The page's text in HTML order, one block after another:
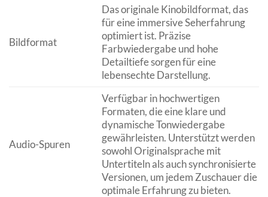
Bildformat
Das originale Kinobildformat, das
für eine immersive Seherfahrung
optimiert ist. Präzise
Farbwiedergabe und hohe
Detailtiefe sorgen für eine
lebensechte Darstellung.
Audio-Spuren
Verfügbar in hochwertigen
Formaten, die eine klare und
dynamische Tonwiedergabe
gewährleisten. Unterstützt werden
sowohl Originalsprache mit
Untertiteln als auch synchronisierte
Versionen, um jedem Zuschauer die
optimale Erfahrung zu bieten.